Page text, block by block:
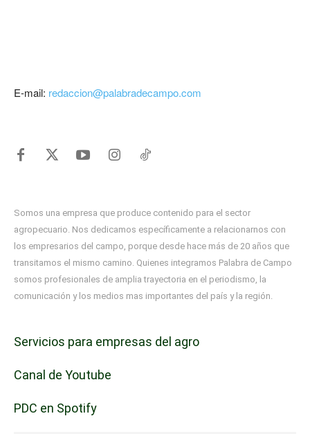
E-mail: redaccion@palabradecampo.com
Somos una empresa que produce contenido para el sector
agropecuario. Nos dedicamos específicamente a relacionarnos con
los empresarios del campo, porque desde hace más de 20 años que
transitamos el mismo camino. Quienes integramos Palabra de Campo
somos profesionales de amplia trayectoria en el periodismo, la
comunicación y los medios mas importantes del país y la región.
Servicios para empresas del agro
Canal de Youtube
PDC en Spotify